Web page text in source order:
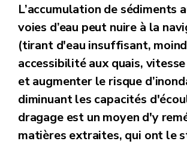
L’accumulation de sédiments
voies d’eau peut nuire à la
(tirant d'eau insuffisant,
accessibilité aux quais,
et augmenter le risque
diminuant les capacités
dragage est un moyen d'y
matières extraites, qui ont le